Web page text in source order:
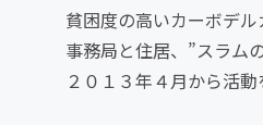
貧困度の高いカーボデ
事務局と住居、”スラム
２０１３年４月から活動